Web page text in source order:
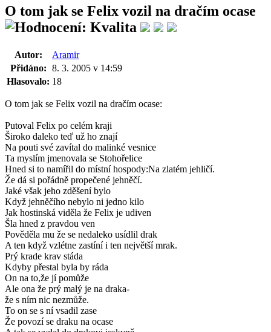
O tom jak se Felix vozil na dračím ocase
Autor:
Aramir
Přidáno: 8. 3. 2005 v 14:59
Hlasovalo: 18
O tom jak se Felix vozil na dračím ocase:
Putoval Felix po celém kraji
Široko daleko teď už ho znají
Na pouti své zavítal do malinké vesnice
Ta myslím jmenovala se Stohořelice
Hned si to namířil do místní hospody:Na zlatém jehličí.
Že dá si pořádně propečené jehněčí.
Jaké však jeho zděšení bylo
Když jehněčího nebylo ni jedno kilo
Jak hostinská viděla že Felix je udiven
Šla hned z pravdou ven
Pověděla mu že se nedaleko usídlil drak
A ten když vzlétne zastíní i ten největší mrak.
Prý krade krav stáda
Kdyby přestal byla by ráda
On na to,že jí pomůže
Ale ona že prý malý je na draka-
že s ním nic nezmůže.
To on se s ní vsadil zase
Že povozí se draku na ocase